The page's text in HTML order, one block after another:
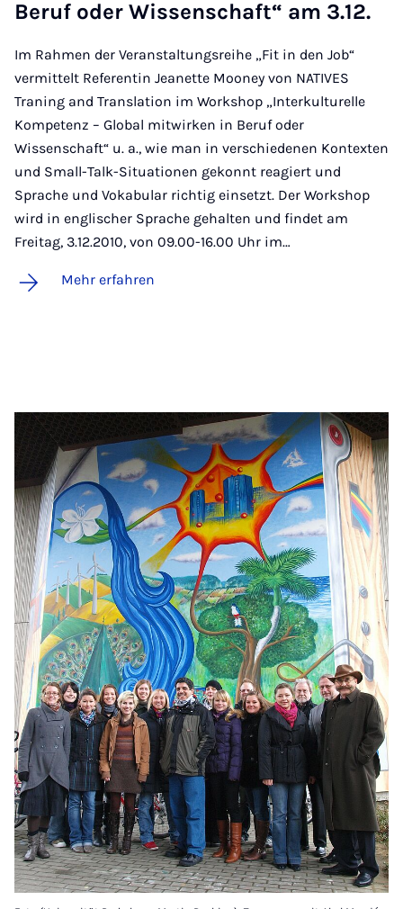
Be­ruf oder Wis­sen­schaft“ am 3.12.
Im Rahmen der Veranstaltungsreihe „Fit in den Job“
vermittelt Referentin Jeanette Mooney von NATIVES
Traning and Translation im Workshop „Interkulturelle
Kompetenz – Global mitwirken in Beruf oder
Wissenschaft“ u. a., wie man in verschiedenen Kontexten
und Small-Talk-Situationen gekonnt reagiert und
Sprache und Vokabular richtig einsetzt. Der Workshop
wird in englischer Sprache gehalten und findet am
Freitag, 3.12.2010, von 09.00-16.00 Uhr im…
Mehr erfahren